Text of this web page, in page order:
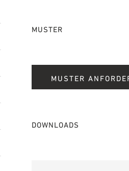
MUSTER
MUSTER
DOWNLOADS